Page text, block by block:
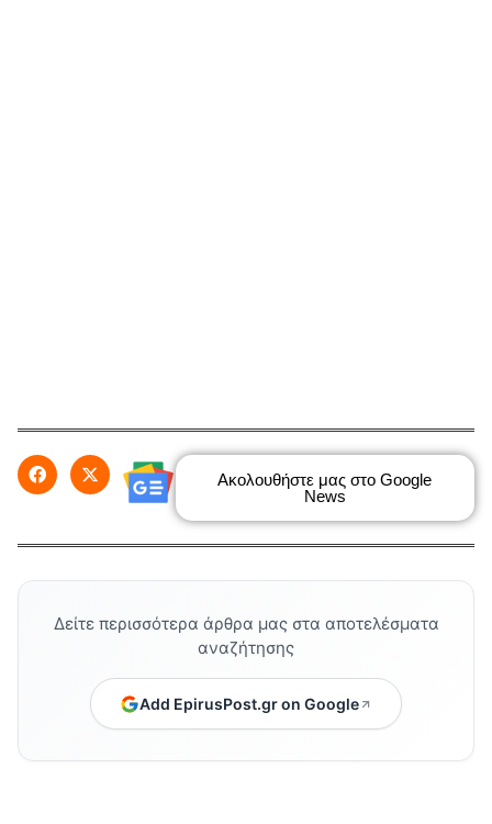
Ακολουθήστε μας στο Google
News
Δείτε περισσότερα άρθρα μας στα αποτελέσματα
αναζήτησης
Add EpirusPost.gr on Google